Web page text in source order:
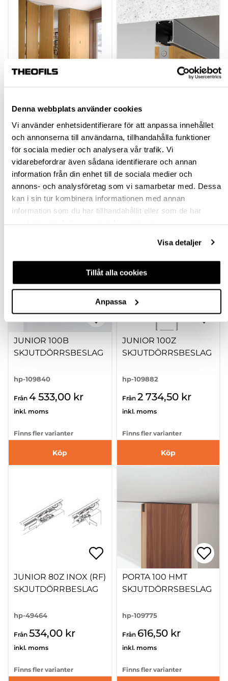
Denna webbplats använder cookies
Vi använder enhetsidentifierare för att anpassa innehållet
och annonserna till användarna, tillhandahålla funktioner
för sociala medier och analysera vår trafik. Vi
vidarebefordrar även sådana identifierare och annan
information från din enhet till de sociala medier och
annons- och analysföretag som vi samarbetar med. Dessa
kan i sin tur kombinera informationen med annan
information som du har tillhandahållit eller som de har
Visa detaljer
Tillåt alla cookies
Anpassa
BESLAGSSATS*
VARIOFOLD
KOMPLETT SET INKL.
SKENA
HP-200082
Från 18 474,00 kr
inkl. moms
Finns fler varianter
Köp
BESLAGSSATS*
KOMPLETT SET
HP-200055
Från 5 995,00 kr
inkl. moms
Finns fler varianter
Köp
JUNIOR 100B
SKJUTDÖRRSBESLAG
hp-109840
Från 4 533,00 kr
inkl. moms
Finns fler varianter
Köp
JUNIOR 100Z
SKJUTDÖRRSBESLAG
hp-109882
Från 2 734,50 kr
inkl. moms
Finns fler varianter
Köp
JUNIOR 80Z INOX (RF)
SKJUTDÖRRBESLAG
hp-49464
Från 534,00 kr
inkl. moms
Finns fler varianter
PORTA 100 HMT
SKJUTDÖRRSBESLAG
hp-109775
Från 616,50 kr
inkl. moms
Finns fler varianter